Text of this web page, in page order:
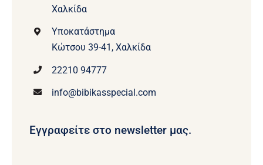
Χαλκίδα
Υποκατάστημα
Κώτσου 39-41, Χαλκίδα
22210 94777
info@bibikasspecial.com
Εγγραφείτε στο newsletter μας.